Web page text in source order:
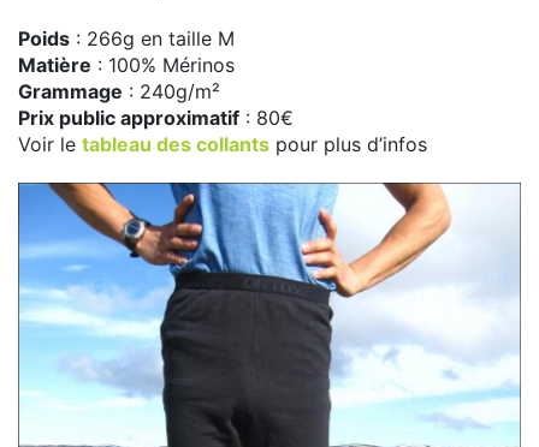
Poids : 266g en taille M
Matière : 100% Mérinos
Grammage : 240g/m²
Prix public approximatif : 80€
Voir le tableau des collants pour plus d’infos